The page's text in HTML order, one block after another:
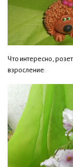
Что интересно,
взросление: